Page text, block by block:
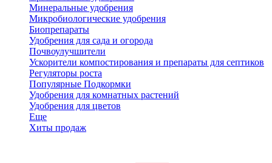
Минеральные удобрения
Микробиологические удобрения
Биопрепараты
Удобрения для сада и огорода
Почвоулучшители
Ускорители компостирования и препараты для септиков
Регуляторы роста
Популярные Подкормки
Удобрения для комнатных растений
Удобрения для цветов
Еще
Хиты продаж